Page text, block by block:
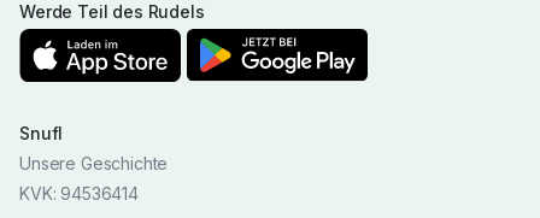
Werde Teil des Rudels
Snufl
Unsere Geschichte
KVK: 94536414